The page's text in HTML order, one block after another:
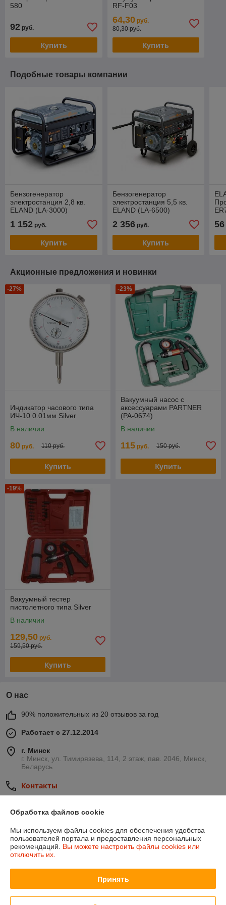
580
92 руб.
Купить
RF-F03
64,30руб.
80,30 руб.
Купить
Подобные товары компании
Бензогенератор
электростанция 2,8 кв.
ELAND (LA-3000)
1 152 руб.
Купить
Бензогенератор
электростанция 5,5 кв.
ELAND (LA-6500)
2 356руб.
Купить
56
Акционные предложения и новинки
-27%
Индикатор часового типа
ИЧ-10 0.01мм Silver
В наличии
80 руб. 110 руб.
Купить
-23%
Вакуумный насос с
аксессуарами PARTNER
(PA-0674)
В наличии
115 руб. 150 руб.
Купить
-19%
Вакуумный тестер
пистолетного типа Silver
В наличии
129,50 руб.
159,50 руб.
Купить
О нас
90% положительных из 20 отзывов за год
Работает с 27.12.2014
г. Минск
г. Минск, ул. Тимирязева, 114, 2 этаж, пав. 2046, Минск,
Беларусь
Контакты
Показать весь график работы
Отзывы о магазине
Обработка файлов cookie
Мы используем файлы cookies для обеспечения удобства
пользователей портала и предоставления персональных
рекомендаций. Вы можете настроить файлы cookies или
отключить их.
Принять